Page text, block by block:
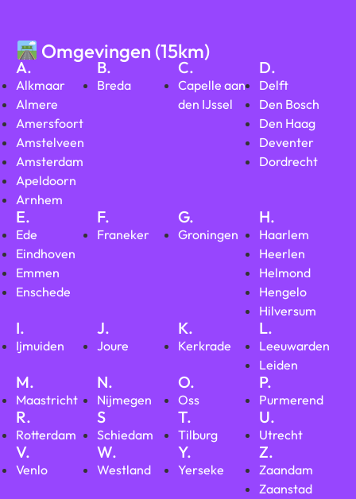
Omgevingen (15km)
A.
Alkmaar
Almere
Amersfoort
Amstelveen
Amsterdam
Apeldoorn
Arnhem
B.
Breda
C.
Capelle aan
den IJssel
D.
Delft
Den Bosch
Den Haag
Deventer
Dordrecht
E.
Ede
Eindhoven
Emmen
Enschede
F.
Franeker
G.
Groningen
H.
Haarlem
Heerlen
Helmond
Hengelo
Hilversum
I.
Ijmuiden
J.
Joure
K.
Kerkrade
L.
Leeuwarden
Leiden
M.
Maastricht
N.
Nijmegen
O.
Oss
P.
Purmerend
R.
Rotterdam
S
Schiedam
T.
Tilburg
U.
Utrecht
V.
Venlo
W.
Westland
Y.
Yerseke
Z.
Zaandam
Zaanstad